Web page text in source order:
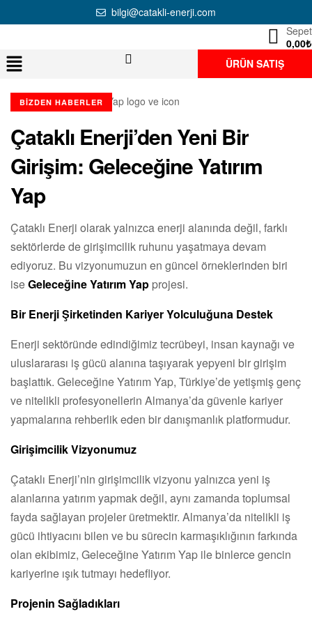
bilgi@catakli-enerji.com
Sepet
0,00₺
ÜRÜN SATIŞ
BIZDEN HABERLER
Çataklı Enerji’den Yeni Bir
Girişim: Geleceğine Yatırım
Yap
Çataklı Enerji olarak yalnızca enerji alanında değil, farklı
sektörlerde de girişimcilik ruhunu yaşatmaya devam
ediyoruz. Bu vizyonumuzun en güncel örneklerinden biri
iseGeleceğine Yatırım Yap projesi.
Bir Enerji Şirketinden Kariyer Yolculuğuna Destek
Enerji sektöründe edindiğimiz tecrübeyi, insan kaynağı ve
uluslararası iş gücü alanına taşıyarak yepyeni bir girişim
başlattık. Geleceğine Yatırım Yap, Türkiye’de yetişmiş genç
ve nitelikli profesyonellerin Almanya’da güvenle kariyer
yapmalarına rehberlik eden bir danışmanlık platformudur.
Girişimcilik Vizyonumuz
Çataklı Enerji’nin girişimcilik vizyonu yalnızca yeni iş
alanlarına yatırım yapmak değil, aynı zamanda toplumsal
fayda sağlayan projeler üretmektir. Almanya’da nitelikli iş
gücü ihtiyacını bilen ve bu sürecin karmaşıklığının farkında
olan ekibimiz, Geleceğine Yatırım Yap ile binlerce gencin
kariyerine ışık tutmayı hedefliyor.
Projenin Sağladıkları